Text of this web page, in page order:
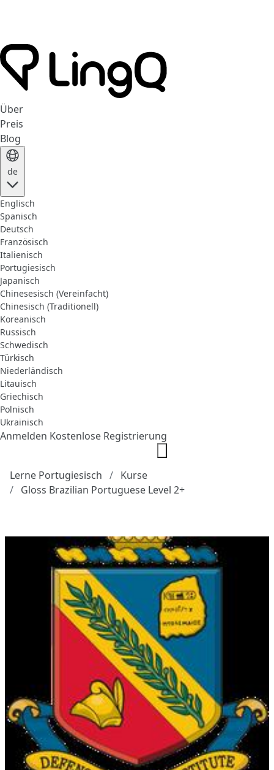
Über
Preis
Blog
de
Englisch
Spanisch
Deutsch
Französisch
Italienisch
Portugiesisch
Japanisch
Chinesesisch (Vereinfacht)
Chinesisch (Traditionell)
Koreanisch
Russisch
Schwedisch
Türkisch
Niederländisch
Litauisch
Griechisch
Polnisch
Ukrainisch
Anmelden Kostenlose Registrierung
Lerne Portugiesisch
Kurse
Gloss Brazilian Portuguese Level 2+